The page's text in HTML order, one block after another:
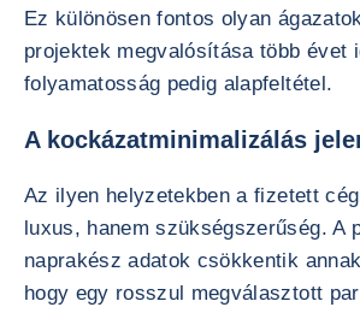
Ez különösen fontos olyan
projektek megvalósítása több évet
folyamatosság pedig alapfeltétel.
A kockázatminimalizálás
Az ilyen helyzetekben a fizetett
luxus, hanem szükségszerűség. A
naprakész adatok csökkentik
hogy egy rosszul megválasztott